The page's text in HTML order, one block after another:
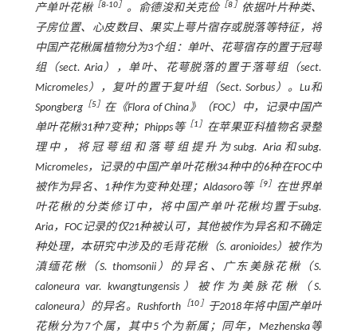
产单叶花楸［8-10］ 。俞德浚和关克俭［8 ］
依据叶片种类、
子房位置、心皮数目、果实上萼片宿存或脱落等特征，将
中国产花楸属植物分为3个组：单叶、花萼宿存的置于冠萼
组（sect.Aria），单叶、花萼脱落的置于落萼组（sect.
Micromeles），复叶的置于复叶组（Sect.Sorbus）。Lu和
Spongberg［5］ 在《Flora of China》（FOC）中，记录中国产
单叶花楸31种7变种；Phipps等［1 ］
在苹果亚科植物名录整
理中，将冠萼组和落萼组提升为subg.Aria和subg.
Micromeles，记录的中国产单叶花楸34种中的6种在FOC中
被作为异名、1种作为变种处理；Aldasoro等［9］
在世界单
叶花楸的分类修订中，将中国产单叶花楸均置于subg.
Aria，FOC记录的仅21种被认可，其他被作为异名和不确定
种处理，本研究中涉及的毛背花楸（S. aronioides）被作为
滇缅花楸（S. thomsonii）的异名、广东美脉花楸（S.
caloneuravar.kwangtungensis ）被作为美脉花楸（S.
caloneura）的异名。Rushforth ［10 ］
于2018年将中国产单叶
花楸分为7个属，其中5个为新属；同年，Mezhenska等